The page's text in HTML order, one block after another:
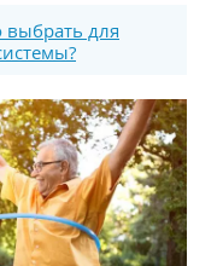
выбрать для